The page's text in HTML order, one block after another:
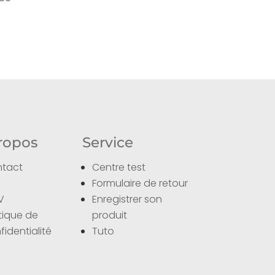
de
Service
Centre test
Formulaire de retour
Enregistrer son
produit
Tuto